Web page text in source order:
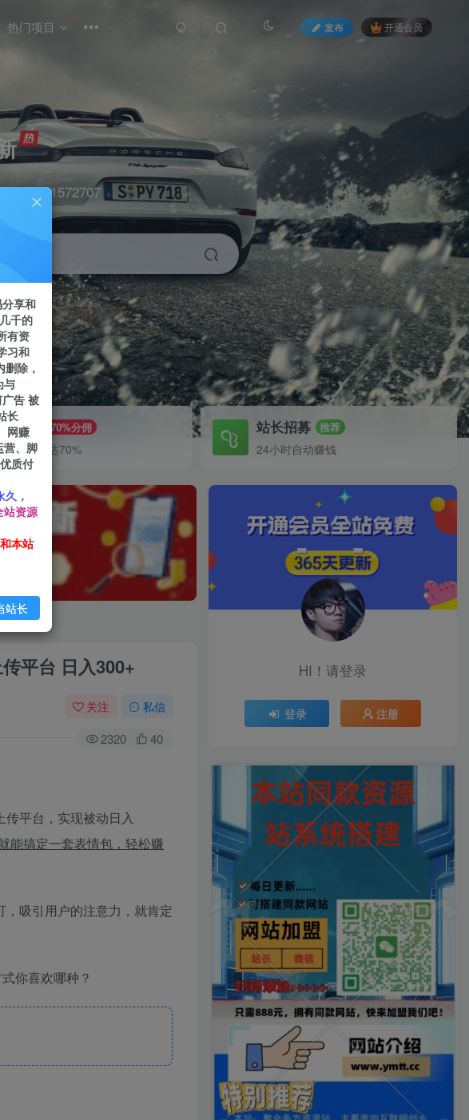
热门项目 发布 开通会员
：2491572707
小红书
赚钱 70%分佣
广返佣高达70%
站长招募 推荐
24小时自动赚钱
平台 日入300+
关注 私信
2320 40
平台，实现被动日入
能搞定一套表情包，轻松赚
吸引用户的注意力，就肯定
你喜欢哪种？
HI！请登录
登录 注册
享和
千的
有资
习和
除，
与
告 被
长
网赚
营、脚
质付
久，
站资源
本站
站长